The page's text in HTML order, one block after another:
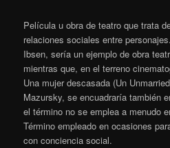
Película u obra de teatro que trata
relaciones sociales entre
Ibsen, sería un ejemplo de obra
mientras que, en el terreno
Una mujer descasada (Un
Mazursky, se encuadraría también
el término no se emplea a menudo
Término empleado en ocasiones
con conciencia social.